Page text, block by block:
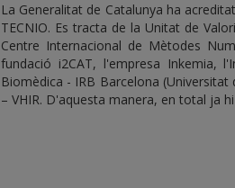
La Generalitat de Catalunya ha
TECNIO. Es tracta de la Unitat de
Centre Internacional de Mètodes
fundació i2CAT, l'empresa Inkemia,
Biomèdica - IRB Barcelona
– VHIR. D'aquesta manera, en total ja